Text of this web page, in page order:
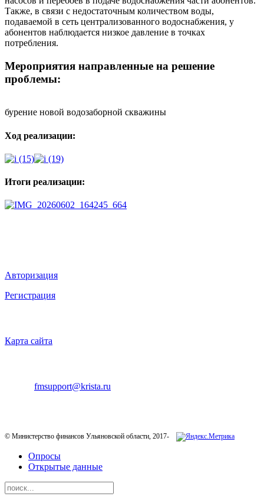
Также, в связи с недостаточным количеством воды,
подаваемой в сеть централизованного водоснабжения, у
абонентов наблюдается низкое давление в точках
потребления.
Мероприятия направленные на решение
проблемы:
бурение новой водозаборной скважины
Ход реализации:
Итоги реализации:
Авторизация
Регистрация
Карта сайта
fmsupport@krista.ru
© Министерство финансов Ульяновской области, 2017-
Опросы
Открытые данные